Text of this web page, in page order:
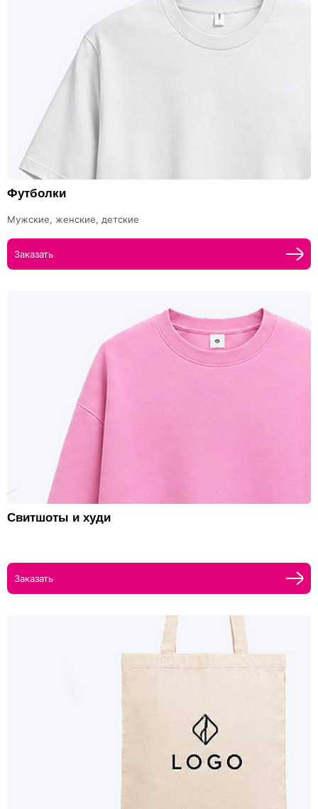
Футболки
Мужские, женские, детские
Заказать
Свитшоты и худи
Заказать